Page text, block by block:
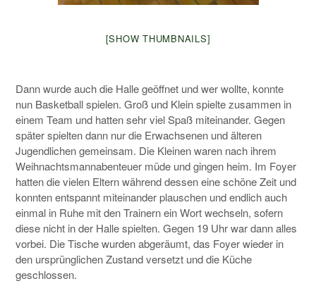
[SHOW THUMBNAILS]
Dann wurde auch die Halle geöffnet und wer wollte, konnte
nun Basketball spielen. Groß und Klein spielte zusammen in
einem Team und hatten sehr viel Spaß miteinander. Gegen
später spielten dann nur die Erwachsenen und älteren
Jugendlichen gemeinsam. Die Kleinen waren nach ihrem
Weihnachtsmannabenteuer müde und gingen heim. Im Foyer
hatten die vielen Eltern während dessen eine schöne Zeit und
konnten entspannt miteinander plauschen und endlich auch
einmal in Ruhe mit den Trainern ein Wort wechseln, sofern
diese nicht in der Halle spielten. Gegen 19 Uhr war dann alles
vorbei. Die Tische wurden abgeräumt, das Foyer wieder in
den ursprünglichen Zustand versetzt und die Küche
geschlossen.